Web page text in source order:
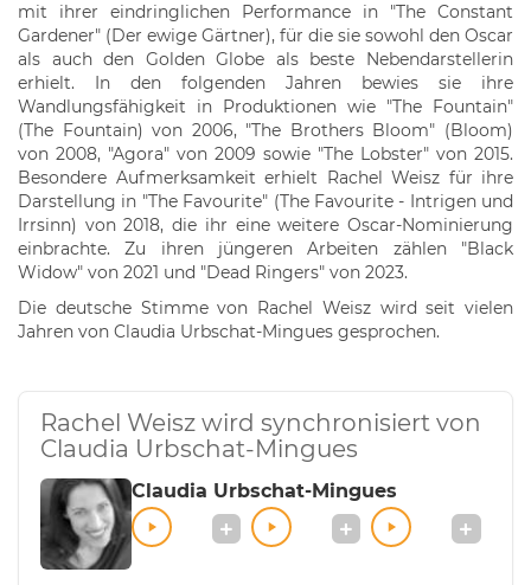
mit ihrer eindringlichen Performance in "The Constant
Gardener" (Der ewige Gärtner), für die sie sowohl den Oscar
als auch den Golden Globe als beste Nebendarstellerin
erhielt. In den folgenden Jahren bewies sie ihre
Wandlungsfähigkeit in Produktionen wie "The Fountain"
(The Fountain) von 2006, "The Brothers Bloom" (Bloom)
von 2008, "Agora" von 2009 sowie "The Lobster" von 2015.
Besondere Aufmerksamkeit erhielt Rachel Weisz für ihre
Darstellung in "The Favourite" (The Favourite - Intrigen und
Irrsinn) von 2018, die ihr eine weitere Oscar-Nominierung
einbrachte. Zu ihren jüngeren Arbeiten zählen "Black
Widow" von 2021 und "Dead Ringers" von 2023.
Die deutsche Stimme von Rachel Weisz wird seit vielen
Jahren von Claudia Urbschat-Mingues gesprochen.
Rachel Weisz wird synchronisiert von
Claudia Urbschat-Mingues
Claudia Urbschat-Mingues